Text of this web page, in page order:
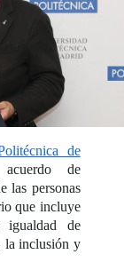
de
de
las personas
que incluye
igualdad de
la inclusión y